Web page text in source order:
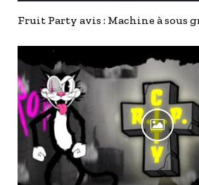
Fruit Party avis : Machine à sous